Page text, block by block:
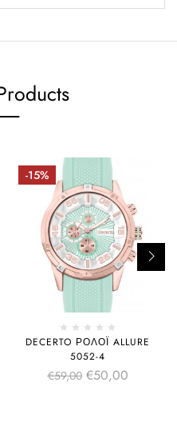
-15%
DECERTO ΡΟΛΌΙ ALLURE
5052-4
€59,00 €50,00